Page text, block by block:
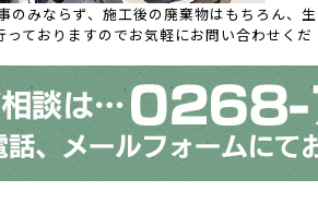
のみならず、施工後の廃棄物はもちろん、生
ておりますのでお気軽にお問い合わせくだ